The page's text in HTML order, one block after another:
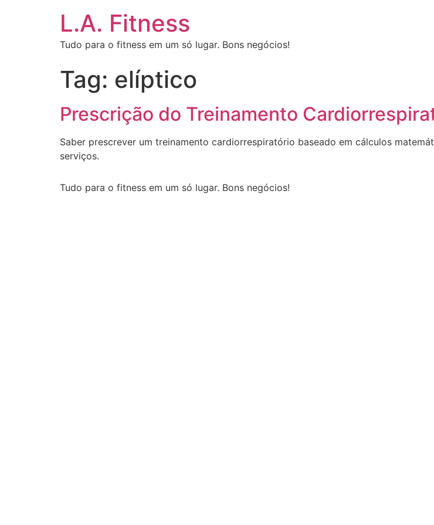
L.A. Fitness
Tudo para o fitness em um só lugar. Bons negócios!
Tag: elíptico
Prescrição do Treinamento
Saber prescrever um treinamento cardiorrespiratório baseado em cálculos
serviços.
Tudo para o fitness em um só lugar. Bons negócios!